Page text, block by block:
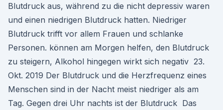
Blutdruck aus, während zu die nicht depressiv waren
und einen niedrigen Blutdruck hatten. Niedriger
Blutdruck trifft vor allem Frauen und schlanke
Personen. können am Morgen helfen, den Blutdruck
zu steigern, Alkohol hingegen wirkt sich negativ 23.
Okt. 2019 Der Blutdruck und die Herzfrequenz eines
Menschen sind in der Nacht meist niedriger als am
Tag. Gegen drei Uhr nachts ist der Blutdruck Das